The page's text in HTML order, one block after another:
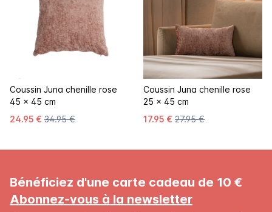
Coussin Juna chenille rose
45 x 45 cm
24.95 € 34.95 €
Coussin Juna chenille rose
25 x 45 cm
17.95 € 27.95 €
Bénéficiez d'une carte cadeau de 10 €
Abonnez-vous à la newsletter